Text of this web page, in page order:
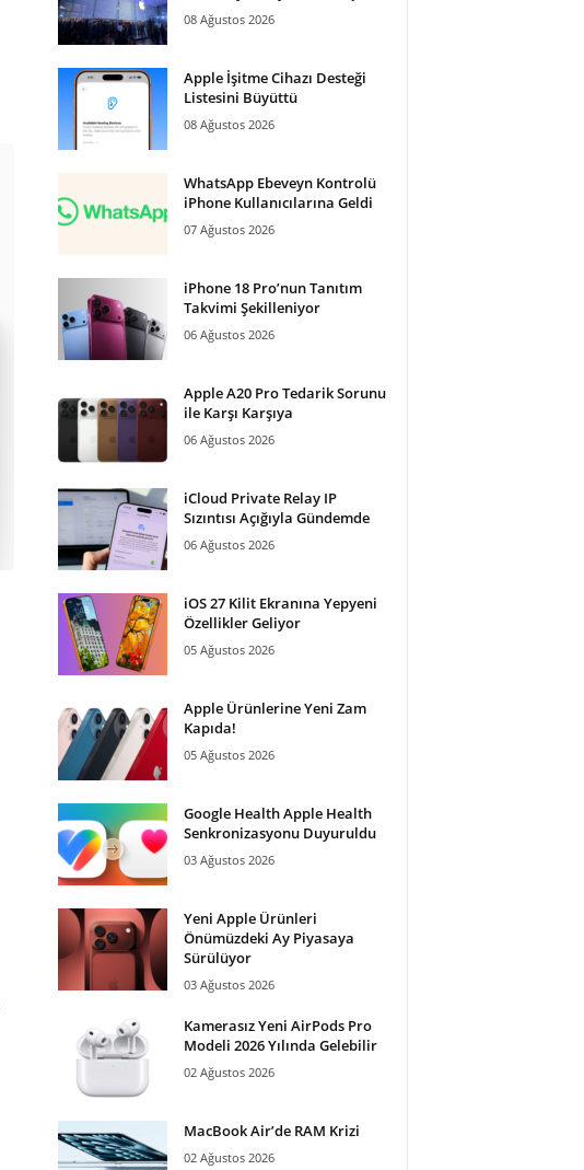
08 Ağustos 2026
Apple İşitme Cihazı Desteği
Listesini Büyüttü
08 Ağustos 2026
WhatsApp Ebeveyn Kontrolü
iPhone Kullanıcılarına Geldi
07 Ağustos 2026
iPhone 18 Pro’nun Tanıtım
Takvimi Şekilleniyor
06 Ağustos 2026
Apple A20 Pro Tedarik Sorunu
ile Karşı Karşıya
06 Ağustos 2026
iCloud Private Relay IP
Sızıntısı Açığıyla Gündemde
06 Ağustos 2026
iOS 27 Kilit Ekranına Yepyeni
Özellikler Geliyor
05 Ağustos 2026
Apple Ürünlerine Yeni Zam
Kapıda!
05 Ağustos 2026
Google Health Apple Health
Senkronizasyonu Duyuruldu
03 Ağustos 2026
Yeni Apple Ürünleri
Önümüzdeki Ay Piyasaya
Sürülüyor
03 Ağustos 2026
Kamerasız Yeni AirPods Pro
Modeli 2026 Yılında Gelebilir
02 Ağustos 2026
MacBook Air’de RAM Krizi
02 Ağustos 2026